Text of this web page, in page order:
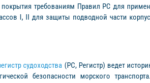
требованиям Правил РС для
I, II для защиты подводной части
судоходства (РС, Регистр) ведет
безопасности морского